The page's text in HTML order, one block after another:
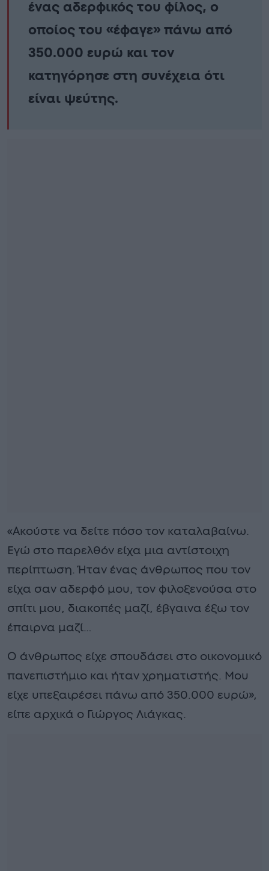
ένας αδερφικός του φίλος, ο
οποίος του «έφαγε» πάνω από
350.000 ευρώ και τον
κατηγόρησε στη συνέχεια ότι
είναι ψεύτης.
«Ακούστε να δείτε πόσο τον καταλαβαίνω.
Εγώ στο παρελθόν είχα μια αντίστοιχη
περίπτωση. Ήταν ένας άνθρωπος που τον
είχα σαν αδερφό μου, τον φιλοξενούσα στο
σπίτι μου, διακοπές μαζί, έβγαινα έξω τον
έπαιρνα μαζί…
Ο άνθρωπος είχε σπουδάσει στο οικονομικό
πανεπιστήμιο και ήταν χρηματιστής. Μου
είχε υπεξαιρέσει πάνω από 350.000 ευρώ»,
είπε αρχικά ο Γιώργος Λιάγκας.